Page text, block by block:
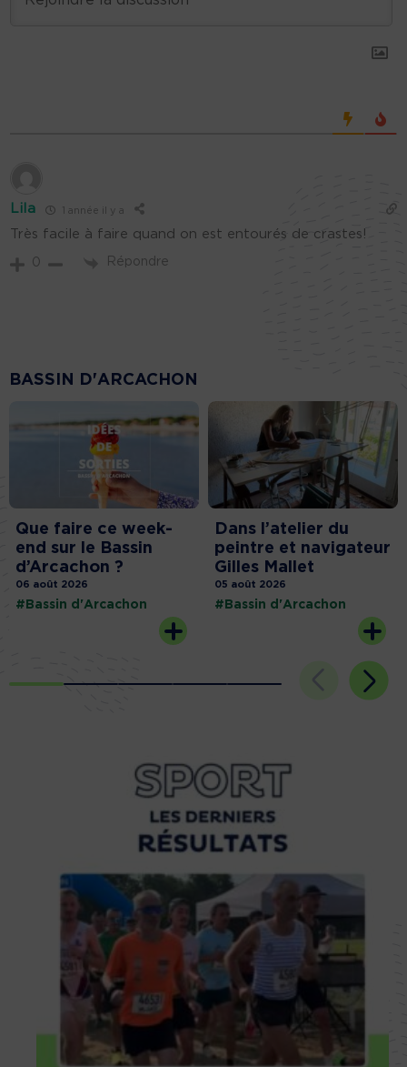
Lila 1 année il y a
Très facile à faire quand on est entourés de crastes!
0 Répondre
BASSIN D'ARCACHON
Que faire ce week-
end sur le Bassin
d’Arcachon ?
06 août 2026
#Bassin d'Arcachon
Dans l’atelier du
peintre et navigateur
Gilles Mallet
05 août 2026
#Bassin d'Arcachon